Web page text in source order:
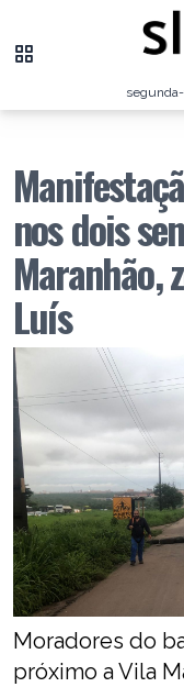
nos dois
Maranhão,
Luís
Moradores do
próximo a Vila